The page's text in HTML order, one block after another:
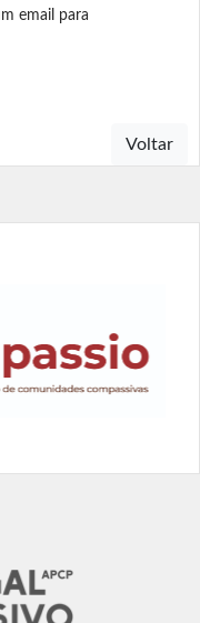
email para
Voltar